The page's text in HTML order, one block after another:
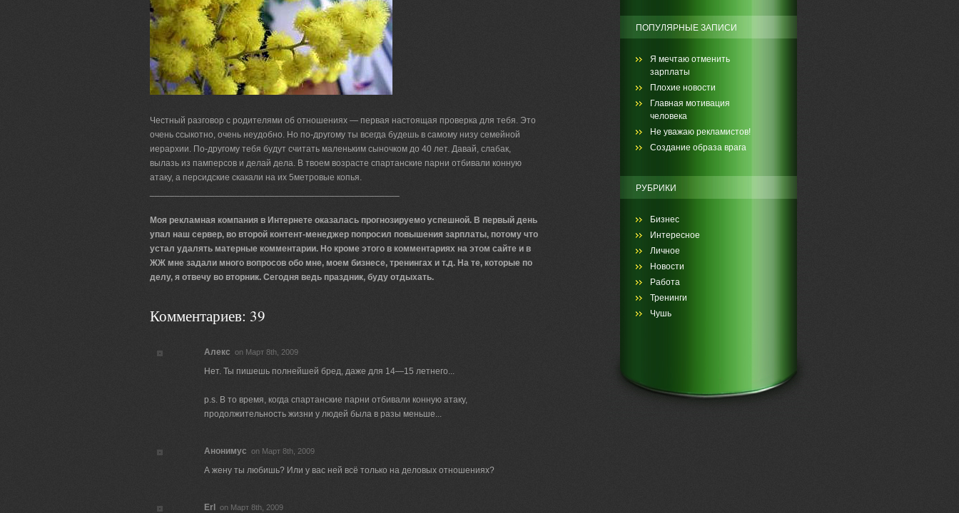
Честный разговор с родителями об отношениях — первая настоящая проверка для тебя. Это
очень ссыкотно, очень неудобно. Но по-другому ты всегда будешь в самому низу семейной
иерархии. По-другому тебя будут считать маленьким сыночком до 40 лет. Давай, слабак,
вылазь из памперсов и делай дела. В твоем возрасте спартанские парни отбивали конную
атаку, а персидские скакали на их 5метровые копья.
Моя рекламная компания в Интернете оказалась прогнозируемо успешной. В первый день
упал наш сервер, во второй контент-менеджер попросил повышения зарплаты, потому что
устал удалять матерные комментарии. Но кроме этого в комментариях на этом сайте и в
ЖЖ мне задали много вопросов обо мне, моем бизнесе, тренингах и т.д. На те, которые по
делу, я отвечу во вторник. Сегодня ведь праздник, буду отдыхать.
Комментариев: 39
Алекс on Март 8th, 2009
Нет. Ты пишешь полнейшей бред, даже для 14—15 летнего...
p.s. В то время, когда спартанские парни отбивали конную атаку,
продолжительность жизни у людей была в разы меньше...
Анонимус on Март 8th, 2009
А жену ты любишь? Или у вас ней всё только на деловых отношениях?
Erl on Март 8th, 2009
ПОПУЛЯРНЫЕ ЗАПИСИ
Я мечтаю отменить
зарплаты
Плохие новости
Главная мотивация
человека
Не уважаю рекламистов!
Создание образа врага
РУБРИКИ
Бизнес
Интересное
Личное
Новости
Работа
Тренинги
Чушь